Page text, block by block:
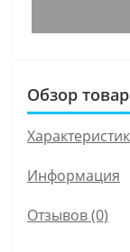
Обзор
Информация
Отзывов (0)